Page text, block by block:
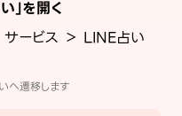
」を開く
ービス ＞ LINE占い
へ遷移します